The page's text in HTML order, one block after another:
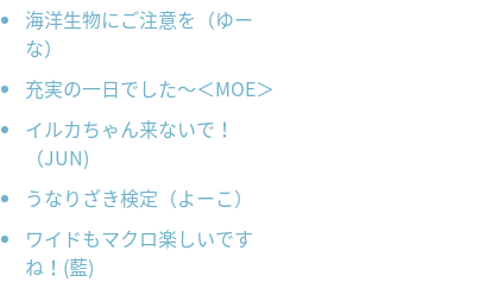
海洋生物にご注意を（ゆー
な）
充実の一日でした～＜MOE＞
イルカちゃん来ないで！
（JUN)
うなりざき検定（よーこ）
ワイドもマクロ楽しいです
ね！(藍)